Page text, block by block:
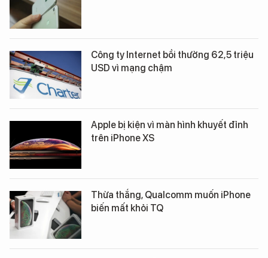
Công ty Internet bồi thường 62,5 triệu
USD vì mạng chậm
Apple bị kiện vì màn hình khuyết đỉnh
trên iPhone XS
Thừa thắng, Qualcomm muốn iPhone
biến mất khỏi TQ